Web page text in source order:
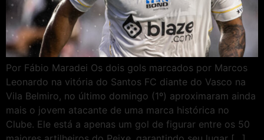
Por Fábio Maradei Os dois gols marcados por Marcos
Leonardo na vitória do Santos FC diante do Vasco na
Vila Belmiro, no último domingo (1º) aproximaram ainda
mais o jovem atacante de uma marca histórica no
Clube. Ele está a apenas um gol de figurar entre os 50